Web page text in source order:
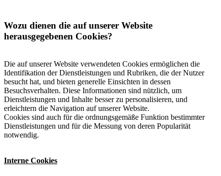
Wozu dienen die auf unserer Website
herausgegebenen Cookies?
Die auf unserer Website verwendeten Cookies ermöglichen die
Identifikation der Dienstleistungen und Rubriken, die der Nutzer
besucht hat, und bieten generelle Einsichten in dessen
Besuchsverhalten. Diese Informationen sind nützlich, um
Dienstleistungen und Inhalte besser zu personalisieren, und
erleichtern die Navigation auf unserer Website.
Cookies sind auch für die ordnungsgemäße Funktion bestimmter
Dienstleistungen und für die Messung von deren Popularität
notwendig.
Interne Cookies